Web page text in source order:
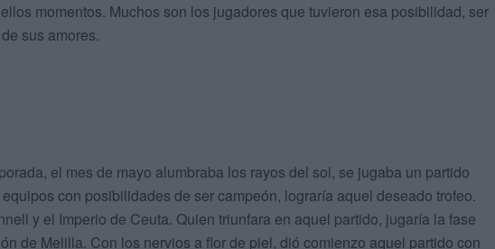
momentos. Muchos son los jugadores que tuvieron esa posibilidad, ser
sus amores.
el mes de mayo alumbraba los rayos del sol, se jugaba un partido
con posibilidades de ser campeón, lograría aquel deseado trofeo.
y el Imperio de Ceuta. Quien triunfara en aquel partido, jugaría la fase
de Melilla. Con los nervios a flor de piel, dió comienzo aquel partido con